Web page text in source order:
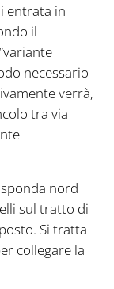
entrata in
il
necessario
verrà,
tra via
nord
sul tratto di
Si tratta
collegare la